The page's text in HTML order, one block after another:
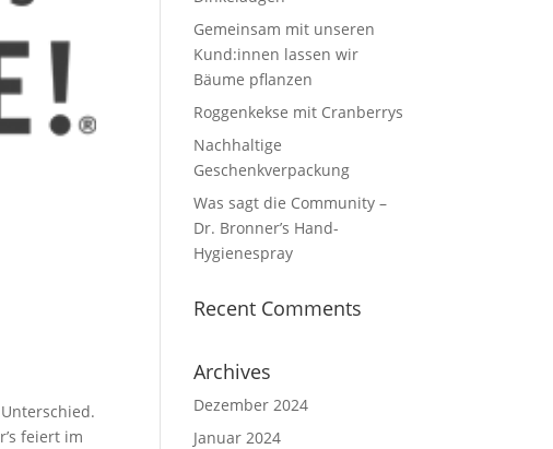
feiert im
Gemeinsam mit unseren
Kund:innen lassen wir
Bäume pflanzen
Roggenkekse mit Cranberrys
Nachhaltige
Geschenkverpackung
Was sagt die Community –
Dr. Bronner’s Hand-
Hygienespray
Recent Comments
Archives
Dezember 2024
Januar 2024